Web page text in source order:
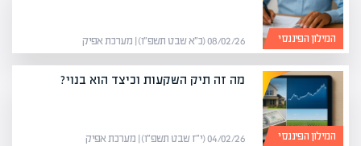
המילון הפיננסי 08/02/26 (כ״א שבט תשפ״ו) | מערכת אפיק
המילון הפיננסי
מה זה תיק השקעות וכיצד הוא בנוי?
04/02/26 (י״ז שבט תשפ״ו) | מערכת אפיק